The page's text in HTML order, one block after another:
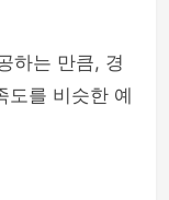
하는 만큼, 경
도를 비슷한 예